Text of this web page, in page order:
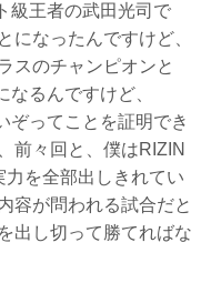
級王者の武田光司で
になったんですけど、
スのチャンピオンと
るんですけど、
ぞってことを証明でき
前々回と、僕はRIZIN
を全部出しきれてい
容が問われる試合だと
出し切って勝てればな